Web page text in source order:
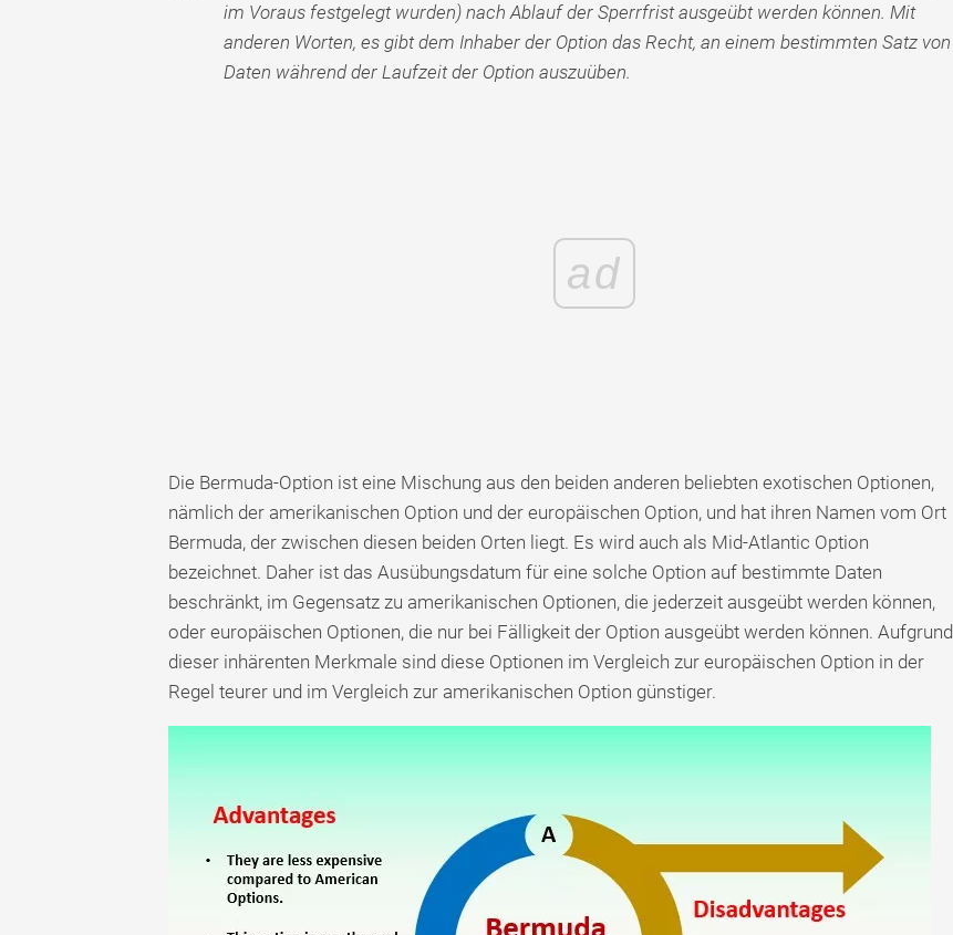
im Voraus festgelegt wurden) nach Ablauf der Sperrfrist ausgeübt werden können. Mit
anderen Worten, es gibt dem Inhaber der Option das Recht, an einem bestimmten Satz von
Daten während der Laufzeit der Option auszuüben.
ad
Die Bermuda-Option ist eine Mischung aus den beiden anderen beliebten exotischen Optionen,
nämlich der amerikanischen Option und der europäischen Option, und hat ihren Namen vom Ort
Bermuda, der zwischen diesen beiden Orten liegt. Es wird auch als Mid-Atlantic Option
bezeichnet. Daher ist das Ausübungsdatum für eine solche Option auf bestimmte Daten
beschränkt, im Gegensatz zu amerikanischen Optionen, die jederzeit ausgeübt werden können,
oder europäischen Optionen, die nur bei Fälligkeit der Option ausgeübt werden können. Aufgrund
dieser inhärenten Merkmale sind diese Optionen im Vergleich zur europäischen Option in der
Regel teurer und im Vergleich zur amerikanischen Option günstiger.